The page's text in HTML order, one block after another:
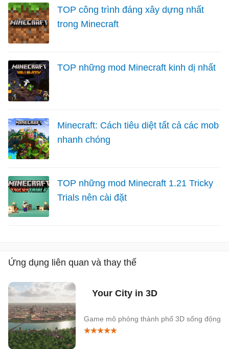
TOP công trình đáng xây dựng nhất
trong Minecraft
TOP những mod Minecraft kinh dị nhất
Minecraft: Cách tiêu diệt tất cả các mob
nhanh chóng
TOP những mod Minecraft 1.21 Tricky
Trials nên cài đặt
Ứng dụng liên quan và thay thế
Your City in 3D
Game mô phỏng thành phố 3D sống động